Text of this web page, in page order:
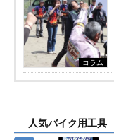
コラム
人気バイク用工具